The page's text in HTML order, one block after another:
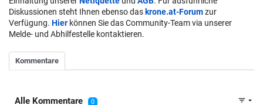
Diskussionen steht Ihnen ebenso das krone.at-Forumzur
Verfügung. Hier können Sie das Community-Team via unserer
Melde- und Abhilfestelle kontaktieren.